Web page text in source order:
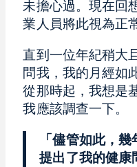
未擔心過。現在回
業人員將此視為正
直到一位年紀稍大
問我，我的月經如
從那時起，我想是
我應該調查一下。
「儘管如此，
提出了我的健康